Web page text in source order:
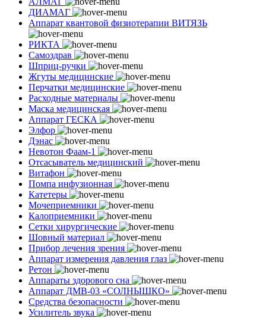
ДИАМАГ
Аппарат квантовой физиотерапии ВИТЯЗЬ
РИКТА
Самоздрав
Шприц-ручки
Жгуты медицинские
Перчатки медицинские
Расходные материалы
Маска медицинская
Аппарат ГЕСКА
Элфор
Дэнас
Невотон Фаам-1
Отсасыватель медицинский
Витафон
Помпа инфузионная
Катетеры
Мочеприемники
Калоприемники
Сетки хирургические
Шовный материал
Прибор лечения зрения
Аппарат измерения давления глаз
Ретон
Аппараты здорового сна
Аппарат ДМВ-03 «СОЛНЫШКО»
Средства безопасности
Усилитель звука